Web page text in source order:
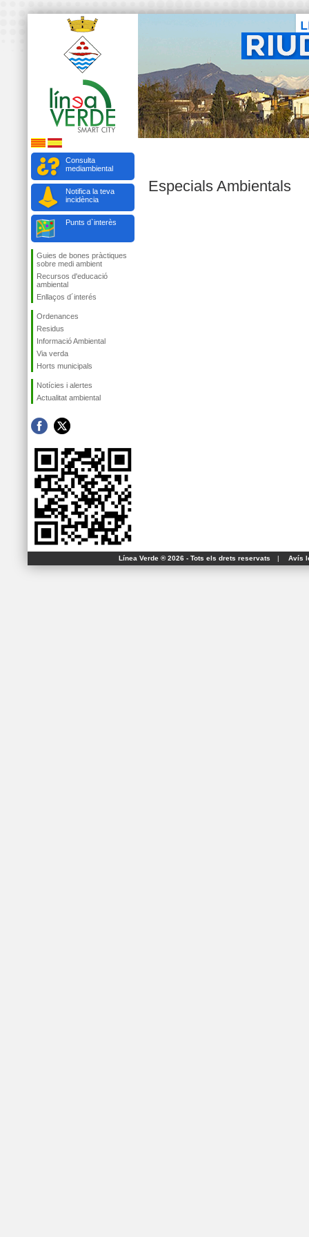
Consulta
mediambiental
Notifica la teva
incidència
Punts d`interès
Guies de bones pràctiques
sobre medi ambient
Recursos d'educació
ambiental
Enllaços d´interés
Ordenances
Residus
Informació Ambiental
Via verda
Horts municipals
Notícies i alertes
Actualitat ambiental
Especials Ambientals
Línea Verde ® 2026 - Tots els drets reservats | Avís